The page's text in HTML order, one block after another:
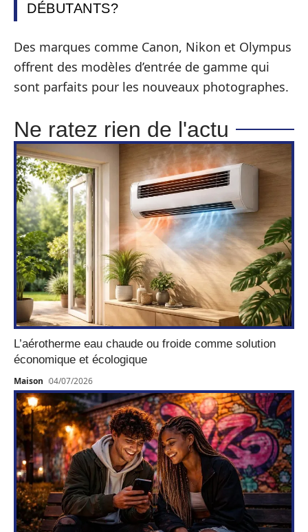
DÉBUTANTS?
Des marques comme Canon, Nikon et Olympus
offrent des modèles d’entrée de gamme qui
sont parfaits pour les nouveaux photographes.
Ne ratez rien de l'actu
L’aérotherme eau chaude ou froide comme solution
économique et écologique
Maison 04/07/2026